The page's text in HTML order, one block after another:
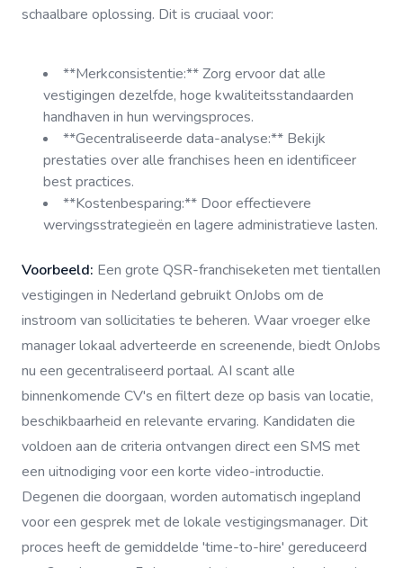
schaalbare oplossing. Dit is cruciaal voor:
**Merkconsistentie:** Zorg ervoor dat alle
vestigingen dezelfde, hoge kwaliteitsstandaarden
handhaven in hun wervingsproces.
**Gecentraliseerde data-analyse:** Bekijk
prestaties over alle franchises heen en identificeer
best practices.
**Kostenbesparing:** Door effectievere
wervingsstrategieën en lagere administratieve lasten.
Voorbeeld: Een grote QSR-franchiseketen met tientallen
vestigingen in Nederland gebruikt OnJobs om de
instroom van sollicitaties te beheren. Waar vroeger elke
manager lokaal adverteerde en screenende, biedt OnJobs
nu een gecentraliseerd portaal. AI scant alle
binnenkomende CV's en filtert deze op basis van locatie,
beschikbaarheid en relevante ervaring. Kandidaten die
voldoen aan de criteria ontvangen direct een SMS met
een uitnodiging voor een korte video-introductie.
Degenen die doorgaan, worden automatisch ingepland
voor een gesprek met de lokale vestigingsmanager. Dit
proces heeft de gemiddelde 'time-to-hire' gereduceerd